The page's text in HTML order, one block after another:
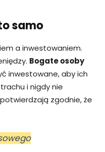
samo
a inwestowaniem.
Bogate osoby
inwestowane, aby ich
i nigdy nie
potwierdzają zgodnie, że